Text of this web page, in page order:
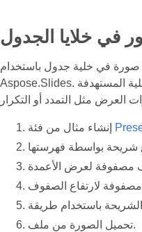
في خلايا الجدول
صورة في خلية جدول باستخدام
Aspose.Slides. يغطي تطبيق تعبئة صورة على الخلية المستهدفة
تحميل الصورة من ملف.